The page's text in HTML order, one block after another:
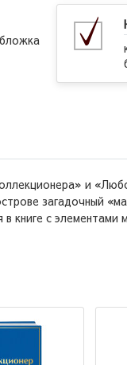
и
загадочный
книге с элементами